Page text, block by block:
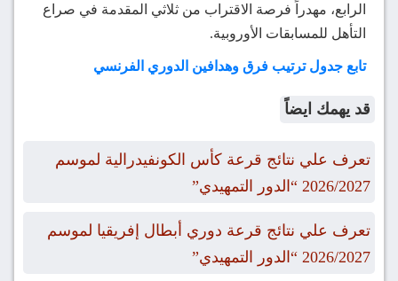
الرابع، مهدراً فرصة الاقتراب من ثلاثي المقدمة في صراع
التأهل للمسابقات الأوروبية.
تابع جدول ترتيب فرق وهدافين الدوري الفرنسي
قد يهمك ايضاً
تعرف علي نتائج قرعة كأس الكونفيدرالية لموسم
2026/2027 “الدور التمهيدي”
تعرف علي نتائج قرعة دوري أبطال إفريقيا لموسم
2026/2027 “الدور التمهيدي”